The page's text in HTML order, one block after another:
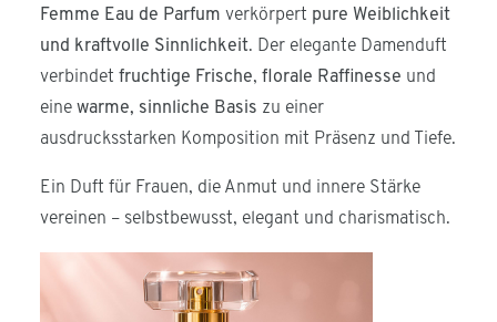
Femme Eau de Parfum verkörpert pure Weiblichkeit
und kraftvolle Sinnlichkeit. Der elegante Damenduft
verbindet fruchtige Frische, florale Raffinesse und
eine warme, sinnliche Basis zu einer
ausdrucksstarken Komposition mit Präsenz und Tiefe.
Ein Duft für Frauen, die Anmut und innere Stärke
vereinen – selbstbewusst, elegant und charismatisch.